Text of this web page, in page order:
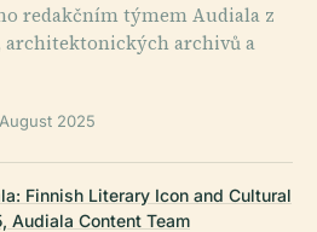
redakčním týmem Audiala z
archivů a
2025
Finnish Literary Icon and Cultural
Audiala Content Team